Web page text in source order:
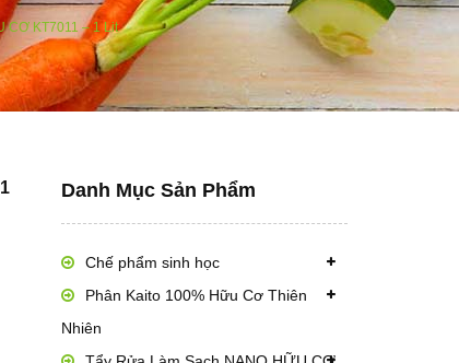
CƠ KT7011 – 1 Lit
Danh Mục Sản Phẩm
Chế phẩm sinh học
Phân Kaito 100% Hữu Cơ Thiên
Nhiên